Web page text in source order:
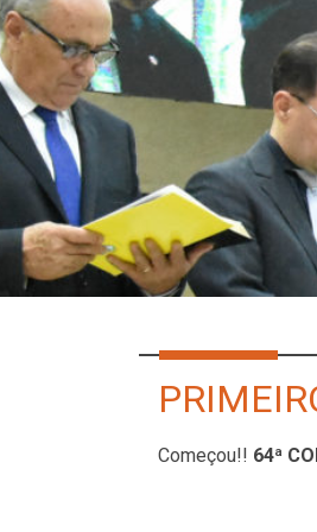
Começou!! 64ª